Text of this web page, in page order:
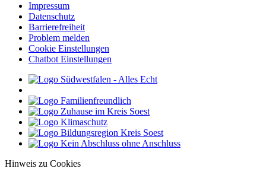
Impressum
Datenschutz
Barrierefreiheit
Problem melden
Cookie Einstellungen
Chatbot Einstellungen
Hinweis zu Cookies